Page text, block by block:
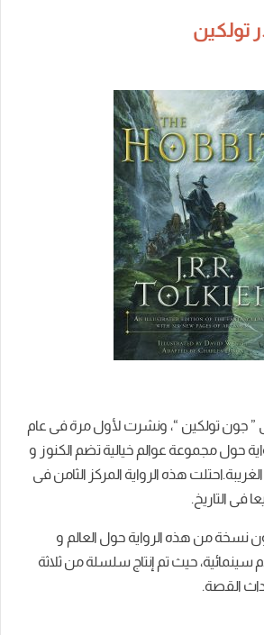
تولكين
” جون تولكين “، ونشرت لأول مرة فى عام
حول مجموعة عوالم خيالية تضم الكنوز و
هذه الرواية المركز الثامن فى
فى التاريخ.
أكثر من ١۰۰ مليون نسخة من هذه الرواية حول العالم و
سينمائية، حيث تم إنتاج سلسلة من ثلاثة
القصة.